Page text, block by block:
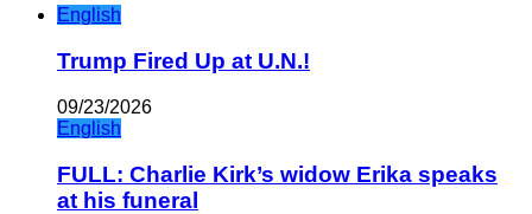
English
Trump Fired Up at U.N.!
09/23/2026
English
FULL: Charlie Kirk’s widow Erika speaks
at his funeral